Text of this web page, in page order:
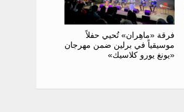
فرقة «ماهِران» تُحيي حفلاً
موسيقياً في برلين ضمن مهرجان
«يونغ يورو كلاسيك»